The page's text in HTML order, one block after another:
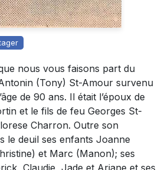
nous vous faisons part du
(Tony) St-Amour survenu
de 90 ans. Il était l’époux de
et le fils de feu Georges St-
Charron. Outre son
le deuil ses enfants Joanne
et Marc (Manon); ses
Claudie, Jade et Ariane et ses